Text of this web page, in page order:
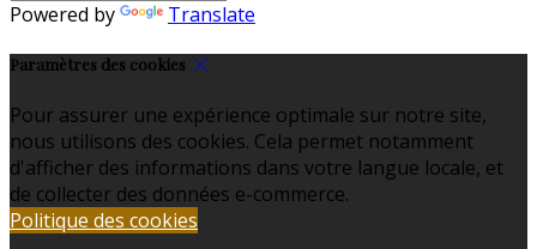
Powered by Translate
Paramètres des cookies
Pour assurer une expérience optimale sur notre site,
nous utilisons des cookies. Cela permet notamment
d'afficher des informations dans votre langue locale, et
de collecter des données e-commerce.
Politique des cookies